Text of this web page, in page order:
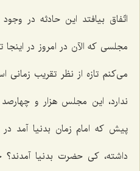
اتّفاق بیافتد این حادثه در
مجلسی كه الآن در امروز در
می‌كنم تازه از نظر تقریب زمانی
ندارد، این مجلس هزار و
پیش كه امام زمان بدنیا
داشته، كی حضرت بدنیا